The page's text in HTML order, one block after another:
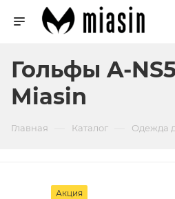
Гольфы A-
Miasin
Главная Каталог Одежда
Акция